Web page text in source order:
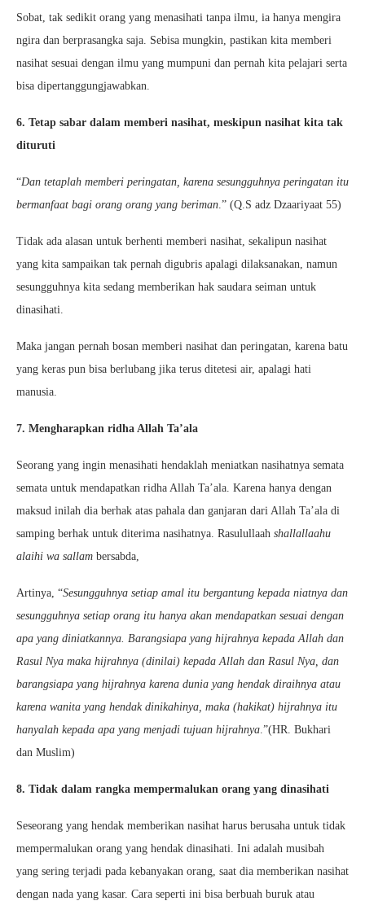
Sobat, tak sedikit orang yang menasihati tanpa ilmu, ia hanya mengira
ngira dan berprasangka saja. Sebisa mungkin, pastikan kita memberi
nasihat sesuai dengan ilmu yang mumpuni dan pernah kita pelajari serta
bisa dipertanggungjawabkan.
6. Tetap sabar dalam memberi nasihat, meskipun nasihat kita tak
dituruti
“Dan tetaplah memberi peringatan, karena sesungguhnya peringatan itu
bermanfaat bagi orang orang yang beriman.” (Q.S adz Dzaariyaat 55)
Tidak ada alasan untuk berhenti memberi nasihat, sekalipun nasihat
yang kita sampaikan tak pernah digubris apalagi dilaksanakan, namun
sesungguhnya kita sedang memberikan hak saudara seiman untuk
dinasihati.
Maka jangan pernah bosan memberi nasihat dan peringatan, karena batu
yang keras pun bisa berlubang jika terus ditetesi air, apalagi hati
manusia.
7. Mengharapkan ridha Allah Ta’ala
Seorang yang ingin menasihati hendaklah meniatkan nasihatnya semata
semata untuk mendapatkan ridha Allah Ta’ala. Karena hanya dengan
maksud inilah dia berhak atas pahala dan ganjaran dari Allah Ta’ala di
samping berhak untuk diterima nasihatnya. Rasulullaah shallallaahu
alaihi wa sallam bersabda,
Artinya, “Sesungguhnya setiap amal itu bergantung kepada niatnya dan
sesungguhnya setiap orang itu hanya akan mendapatkan sesuai dengan
apa yang diniatkannya. Barangsiapa yang hijrahnya kepada Allah dan
Rasul Nya maka hijrahnya (dinilai) kepada Allah dan Rasul Nya, dan
barangsiapa yang hijrahnya karena dunia yang hendak diraihnya atau
karena wanita yang hendak dinikahinya, maka (hakikat) hijrahnya itu
hanyalah kepada apa yang menjadi tujuan hijrahnya.”(HR. Bukhari
dan Muslim)
8. Tidak dalam rangka mempermalukan orang yang dinasihati
Seseorang yang hendak memberikan nasihat harus berusaha untuk tidak
mempermalukan orang yang hendak dinasihati. Ini adalah musibah
yang sering terjadi pada kebanyakan orang, saat dia memberikan nasihat
dengan nada yang kasar. Cara seperti ini bisa berbuah buruk atau